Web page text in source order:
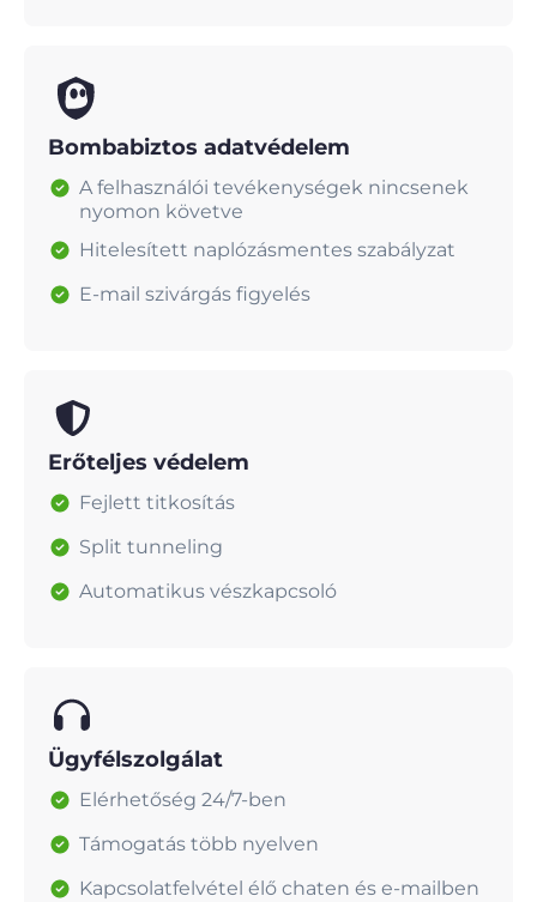
Bombabiztos adatvédelem
A felhasználói tevékenységek nincsenek
nyomon követve
Hitelesített naplózásmentes szabályzat
E-mail szivárgás figyelés
Erőteljes védelem
Fejlett titkosítás
Split tunneling
Automatikus vészkapcsoló
Ügyfélszolgálat
Elérhetőség 24/7-ben
Támogatás több nyelven
Kapcsolatfelvétel élő chaten és e-mailben